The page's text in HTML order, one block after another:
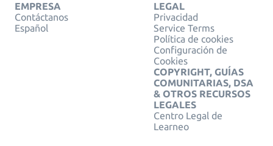
EMPRESA
Contáctanos
Español
LEGAL
Privacidad
Service Terms
Política de cookies
Configuración de
Cookies
COPYRIGHT, GUÍAS
COMUNITARIAS, DSA
& OTROS RECURSOS
LEGALES
Centro Legal de
Learneo